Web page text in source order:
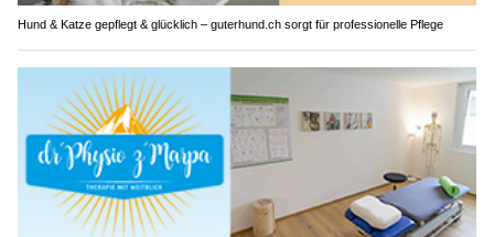
Hund & Katze gepflegt & glücklich – guterhund.ch sorgt für professionelle Pflege